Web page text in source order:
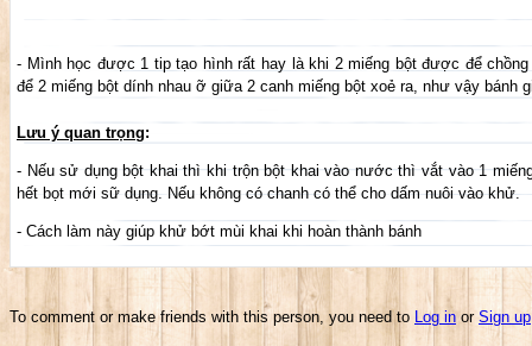
- Mình học được 1 tip tạo hình rất hay là khi 2 miếng bột được để
để 2 miếng bột dính nhau ỡ giữa 2 canh miếng bột xoẻ ra, như vậy bánh
Lưu ý quan trọng:
- Nếu sử dụng bột khai thì khi trộn bột khai vào nước thì vắt vào 1
hết bọt mới sữ dụng. Nếu không có chanh có thể cho dấm nuôi vào khử.
- Cách làm này giúp khử bớt mùi khai khi hoàn thành bánh
To comment or make friends with this person, you need to Log in or Sign up